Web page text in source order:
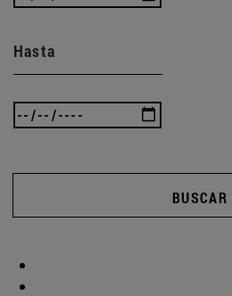
Hasta
BUSCAR